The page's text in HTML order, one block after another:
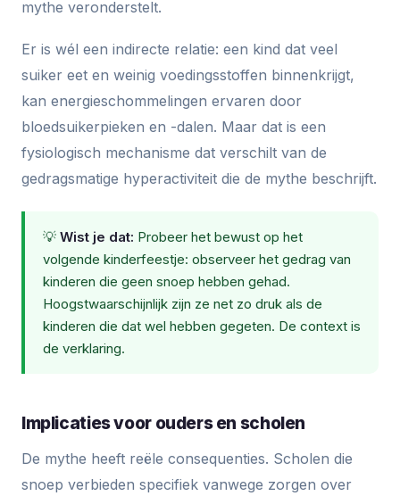
mythe veronderstelt.
Er is wél een indirecte relatie: een kind dat veel
suiker eet en weinig voedingsstoffen binnenkrijgt,
kan energieschommelingen ervaren door
bloedsuikerpieken en -dalen. Maar dat is een
fysiologisch mechanisme dat verschilt van de
gedragsmatige hyperactiviteit die de mythe beschrijft.
💡 Wist je dat: Probeer het bewust op het
volgende kinderfeestje: observeer het gedrag van
kinderen die geen snoep hebben gehad.
Hoogstwaarschijnlijk zijn ze net zo druk als de
kinderen die dat wel hebben gegeten. De context is
de verklaring.
Implicaties voor ouders en scholen
De mythe heeft reële consequenties. Scholen die
snoep verbieden specifiek vanwege zorgen over